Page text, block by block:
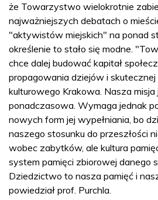
że Towarzystwo wielokrotnie
najważniejszych debatach o
"aktywistów miejskich" na ponad
określenie to stało się modne.
chce dalej budować kapitał
propagowania dziejów i
kulturowego Krakowa. Nasza
ponadczasowa. Wymaga jednak
nowych form jej wypełniania, bo
naszego stosunku do przeszłości
wobec zabytków, ale kultura
system pamięci zbiorowej danego
Dziedzictwo to nasza pamięć i
powiedział prof. Purchla.